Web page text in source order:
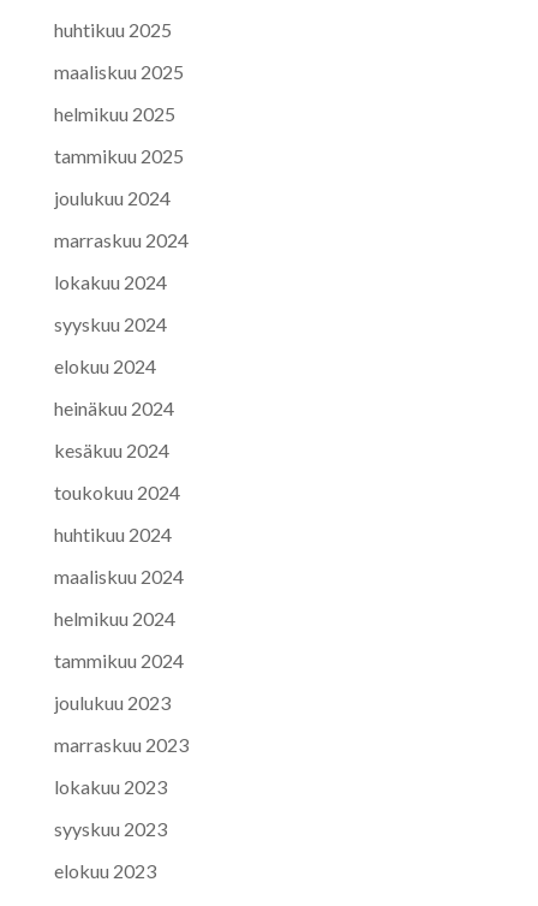
huhtikuu 2025
maaliskuu 2025
helmikuu 2025
tammikuu 2025
joulukuu 2024
marraskuu 2024
lokakuu 2024
syyskuu 2024
elokuu 2024
heinäkuu 2024
kesäkuu 2024
toukokuu 2024
huhtikuu 2024
maaliskuu 2024
helmikuu 2024
tammikuu 2024
joulukuu 2023
marraskuu 2023
lokakuu 2023
syyskuu 2023
elokuu 2023